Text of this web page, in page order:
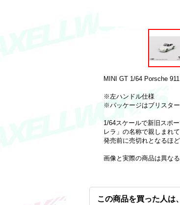
MINI GT 1/64 Porsche
※左ハンドル仕様
※パッケージはブリスタ
1/64スケールで新旧スポ
レラ」の名称で親しまれ
発売前に売切れとなるほ
画像と実際の商品は異な
この商品を買った人は